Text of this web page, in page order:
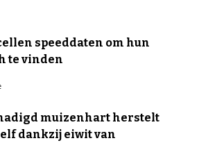
speeddaten om hun
te vinden
muizenhart herstelt
dankzij eiwit van